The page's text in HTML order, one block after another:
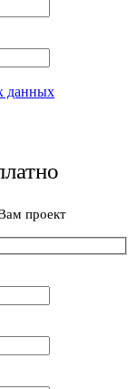
данных
проект